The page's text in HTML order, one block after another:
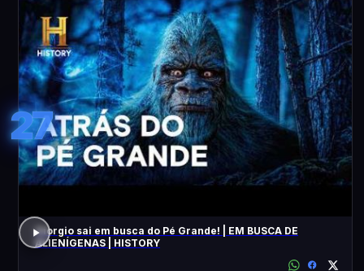
27
Giorgio sai em busca do Pé Grande! | EM BUSCA DE
ALIENÍGENAS | HISTORY